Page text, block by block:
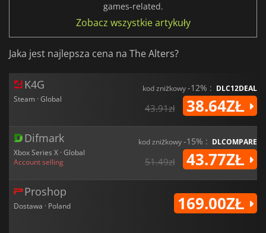
games-related.
Zobacz wszystkie artykuły
Jaka jest najlepsza cena na The Alters?
K4G
Steam · Global
kod zniżkowy-12% : DLC12DEAL
43.91zł 38.64ZŁ
Difmark
Xbox Series X · Global
Account selling
kod zniżkowy-15% : DLCOMPARE
51.49zł 43.77ZŁ
Proshop
Dostawa · Poland 169.00ZŁ